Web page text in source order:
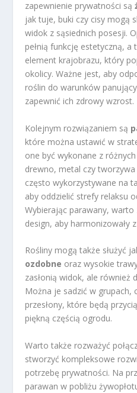
zapewnienie prywatności są
jak tuje, buki czy cisy mogą
widok z sąsiednich posesji.
pełnią funkcję estetyczną,
element krajobrazu, który
okolicy. Ważne jest, aby
roślin do warunków
zapewnić ich zdrowy wzrost.
Kolejnym rozwiązaniem są
które można ustawić w
one być wykonane z
drewno, metal czy
często wykorzystywane na
aby oddzielić strefy relaksu
Wybierając parawany,
design, aby harmonizowały
Rośliny mogą także służyć
ozdobne oraz wysokie
zasłonią widok, ale również
Można je sadzić w grupach,
przesłony, które będą
piękną częścią ogrodu.
Warto także rozważyć
stworzyć kompleksowe
potrzebę prywatności. Na
parawan w pobliżu